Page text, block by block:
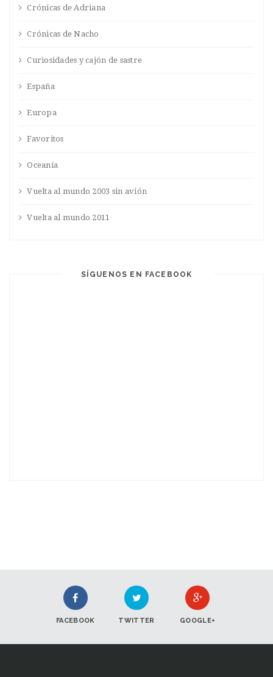
Crónicas de Adriana
Crónicas de Nacho
Curiosidades y cajón de sastre
España
Europa
Favoritos
Oceanía
Vuelta al mundo 2003 sin avión
Vuelta al mundo 2011
SÍGUENOS EN FACEBOOK
FACEBOOK TWITTER GOOGLE+